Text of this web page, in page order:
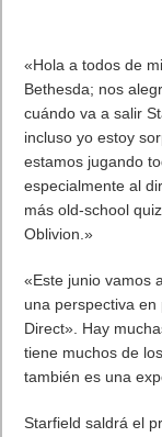
«Hola a todos de
Bethesda; nos
cuándo va a salir
incluso yo estoy
estamos jugando
especialmente al
más old-school
Oblivion.»
«Este junio vamos
una perspectiva
Direct». Hay
tiene muchos de
también es una
Starfield saldrá el